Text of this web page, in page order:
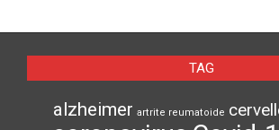
TAG
alzheimer artrite reumatoide